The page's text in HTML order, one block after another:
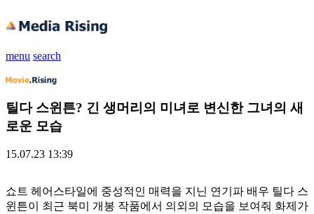
menu search
틸다 스윈튼? 긴 생머리의 미녀로 변신한 그녀의 새
로운 모습
15.07.23 13:39
쇼트 헤어스타일에 중성적인 매력을 지닌 연기파 배우 틸다 스
윈튼이 최근 북미 개봉 작품에서 의외의 모습을 보여줘 화제가